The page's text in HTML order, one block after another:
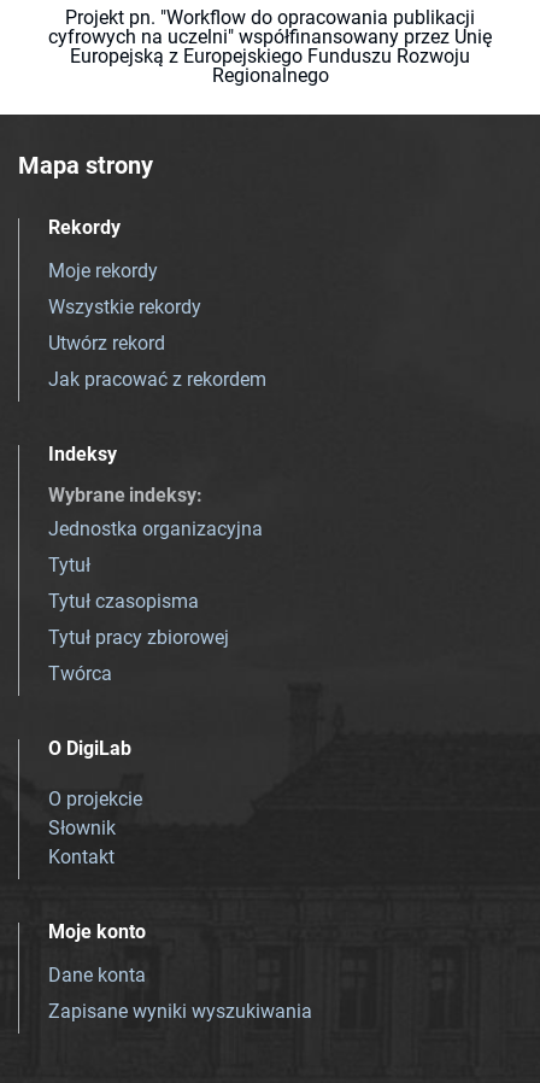
Projekt pn. "Workflow do opracowania publikacji
cyfrowych na uczelni" współfinansowany przez Unię
Europejską z Europejskiego Funduszu Rozwoju
Regionalnego
Mapa strony
Rekordy
Moje rekordy
Wszystkie rekordy
Utwórz rekord
Jak pracować z rekordem
Indeksy
Wybrane indeksy:
Jednostka organizacyjna
Tytuł
Tytuł czasopisma
Tytuł pracy zbiorowej
Twórca
O DigiLab
O projekcie
Słownik
Kontakt
Moje konto
Dane konta
Zapisane wyniki wyszukiwania